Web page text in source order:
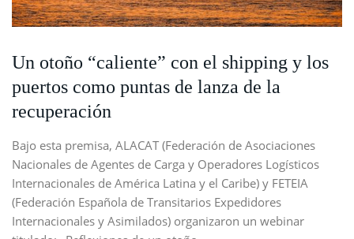
Un otoño “caliente” con el shipping y los
puertos como puntas de lanza de la
recuperación
Bajo esta premisa, ALACAT (Federación de Asociaciones
Nacionales de Agentes de Carga y Operadores Logísticos
Internacionales de América Latina y el Caribe) y FETEIA
(Federación Española de Transitarios Expedidores
Internacionales y Asimilados) organizaron un webinar